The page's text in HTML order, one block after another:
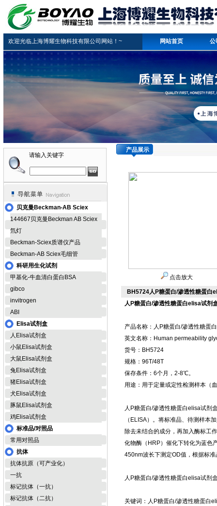
欢迎光临上海博耀生物科技有限公司网站！~ 网站首页 公
请输入关键字
贝克曼Beckman-AB Sciex
144667贝克曼Beckman AB Sciex
氘灯
Beckman-Sciex质谱仪产品
Beckman-AB Sciex毛细管
科研用生化试剂
甲基化-牛血清白蛋白BSA
gibco
invitrogen
ABI
Elisa试剂盒
人Elisa试剂盒
小鼠Elisa试剂盒
大鼠Elisa试剂盒
兔Elisa试剂盒
猪Elisa试剂盒
犬Elisa试剂盒
豚鼠Elisa试剂盒
鸡Elisa试剂盒
标准品/对照品
常用对照品
抗体
抗体抗原（可产业化）
一抗
标记抗体（一抗）
标记抗体（二抗）
产品展示
点击放大
BH5724人P糖蛋白/渗透性糖蛋白
人P糖蛋白/渗透性糖蛋白elisa试剂
产品名称：人P糖蛋白/渗透性糖蛋
英文名称：Human permeability
货号：BH5724
规格：96T/48T
保存条件：6个月，2-8℃。
用途：用于定量或定性检测样本（
人P糖蛋白/渗透性糖蛋白elisa试剂
（ELISA）。将标准品、待测样本
除去未结合的成分，再加入酶标工
化物酶（HRP）催化下转化为蓝色
450nm波长下测定OD值，根据标
人P糖蛋白/渗透性糖蛋白elisa试剂
关键词：人P糖蛋白/渗透性糖蛋白